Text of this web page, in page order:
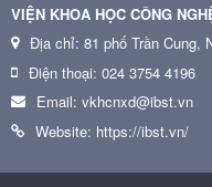
VIỆN KHOA HỌC CÔNG
Địa chỉ: 81 phố Trần Cung,
Điện thoại: 024 3754 4196
Email: vkhcnxd@ibst.vn
Website: https://ibst.vn/